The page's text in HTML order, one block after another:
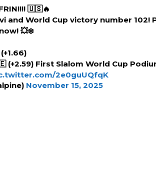
🇺🇸🔥
and World Cup victory number 102!
💥❄️
(+2.59) First Slalom World Cup
2e0guUQfqK
November 15, 2025